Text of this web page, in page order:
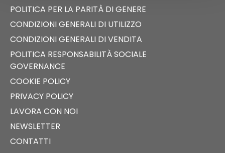
POLITICA PER LA PARITÀ DI GENERE
CONDIZIONI GENERALI DI UTILIZZO
CONDIZIONI GENERALI DI VENDITA
POLITICA RESPONSABILITÀ SOCIALE
GOVERNANCE
COOKIE POLICY
PRIVACY POLICY
LAVORA CON NOI
NEWSLETTER
CONTATTI